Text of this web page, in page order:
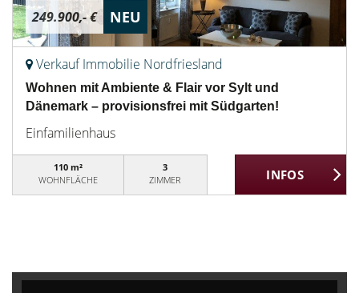
249.900,- € NEU
Verkauf Immobilie Nordfriesland
Wohnen mit Ambiente & Flair vor Sylt und
Dänemark – provisionsfrei mit Südgarten!
Einfamilienhaus
110 m²
WOHNFLÄCHE
3
ZIMMER